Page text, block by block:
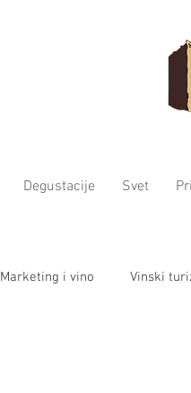
Degustacije Svet
Marketing i vino Vinski